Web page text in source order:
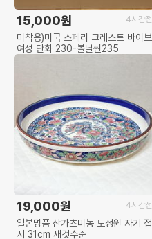
4시간전
15,000원
미착용)미국 스페리 크레스트 바이브
여성 단화 230-볼날씬235
4시간전
19,000원
일본명품 산가츠미농 도정원 자기 접
시 31cm 새것수준